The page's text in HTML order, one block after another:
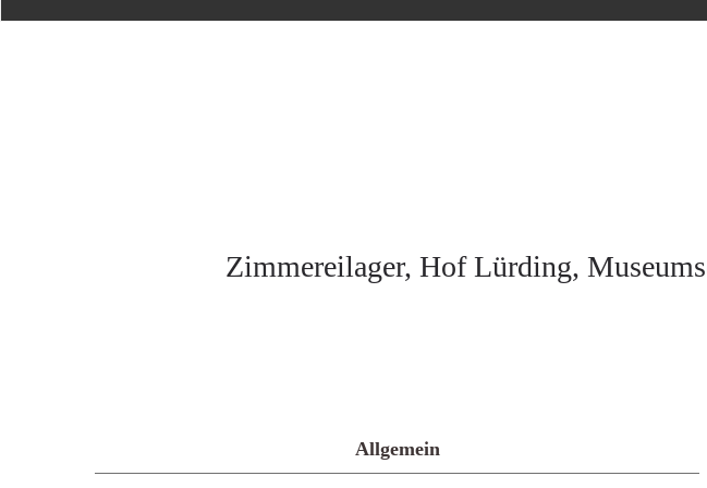
Zimmereilager, Hof Lürding,
Allgemein